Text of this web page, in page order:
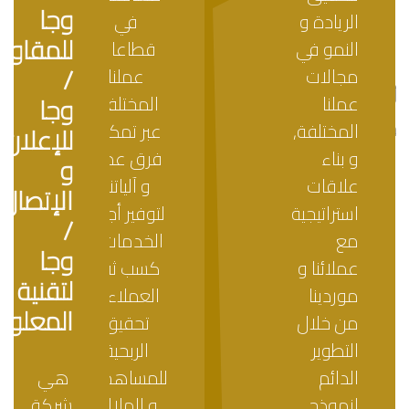
الريادة و
النمو في
مجالات
عملنا
المختلفة,
و بناء
علاقات
استراتيجية
مع
عملائنا و
موردينا
من خلال
التطوير
الدائم
في
قطاعات
عملنا
المختلفة,
عبر تمكين
فرق عملنا
و آلياتنا,
لتوفير أجود
الخدمات و
كسب ثقة
العملاء و
تحقيق
الربحية
للمساهمين
وجا
/
وجا
للإعلان
و
الإتصال
/
وجا
لتقنية
هي
وجا توقع مذكرة تفاهم مع رستورد
كلاود الأمريكية
admin
READ MORE